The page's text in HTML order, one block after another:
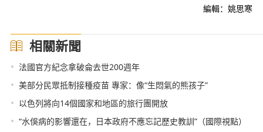
編輯：姚思寒
相關新聞
• 法國官方紀念拿破侖去世200週年
• 美部分民眾抵制接種疫苗 專家：像“生悶氣的熊孩子”
• 以色列將向14個國家和地區的旅行團開放
• “水俁病的影響還在，日本政府不應忘記歷史教訓”（國際視點）